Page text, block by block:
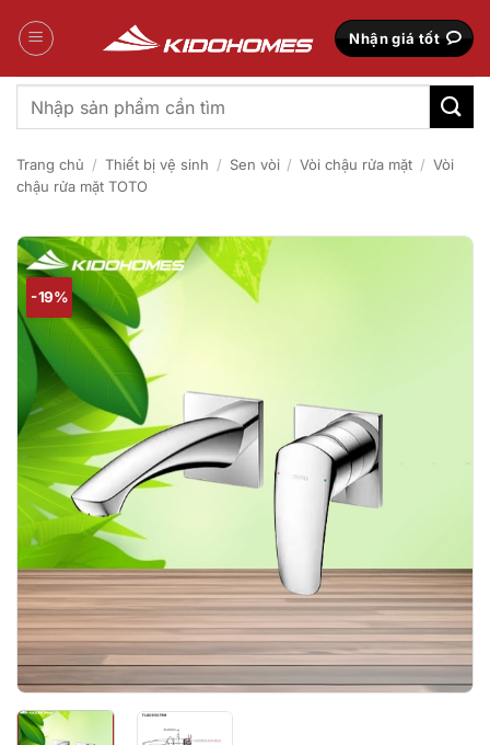
qua
Nhận giá tốt
Tìm
kiếm:
Trang chủ / Thiết bị vệ sinh / Sen vòi / Vòi chậu rửa mặt / Vòi
chậu rửa mặt TOTO
-19%